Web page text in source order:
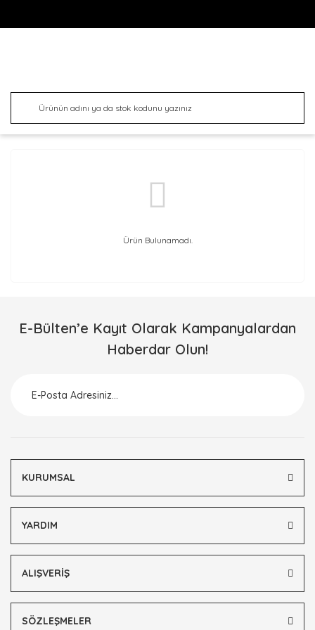
Ürün Bulunamadı.
E-Bülten’e Kayıt Olarak Kampanyalardan
Haberdar Olun!
KURUMSAL
YARDIM
ALIŞVERİŞ
SÖZLEŞMELER